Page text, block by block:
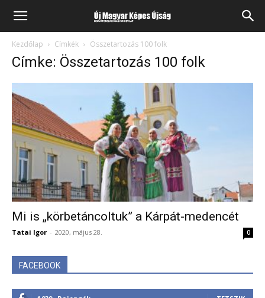
Kezdőlap Címkék Összetartozás 100 folk
Címke: Összetartozás 100 folk
Mi is „körbetáncoltuk” a Kárpát-medencét
Tatai Igor - 2020, május 28. 0
FACEBOOK